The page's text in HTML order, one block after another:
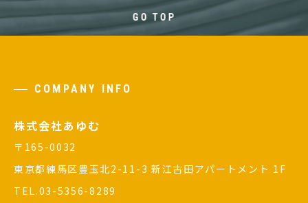
GO TOP
COMPANY INFO
株式会社あゆむ
〒165-0032
東京都練馬区豊玉北2-11-3 新江古田アパートメント 1F
TEL.03-5356-8289